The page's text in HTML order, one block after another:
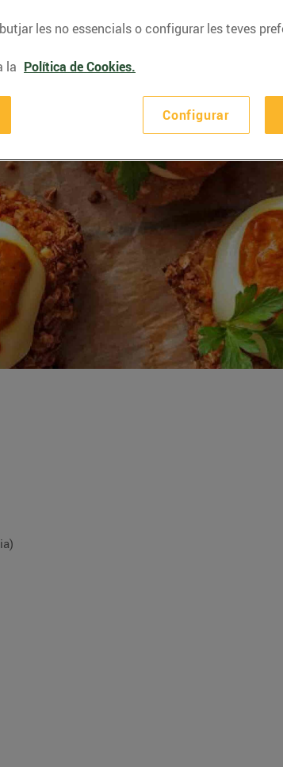
les no essencials o configurar les teves
la Política de Cookies.
Configurar